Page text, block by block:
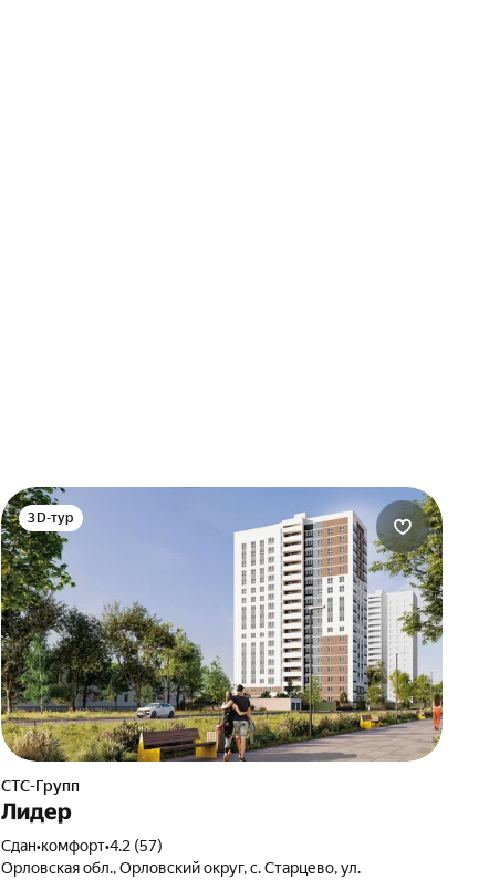
3D-тур
СТС-Групп
Лидер
Сдан•комфорт•4.2 (57)
Орловская обл., Орловский округ, с. Старцево, ул.